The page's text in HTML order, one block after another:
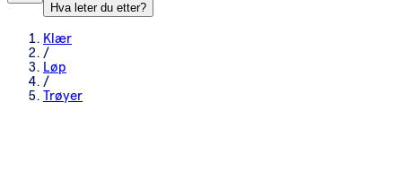
Hva leter du etter?
Klær
/
Løp
/
Trøyer